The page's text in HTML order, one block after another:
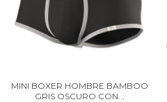
MINI BOXER HOMBRE BAMBOO
GRIS OSCURO CON...